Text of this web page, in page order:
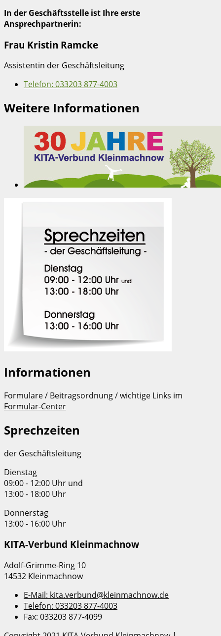
In der Geschäftsstelle ist Ihre erste
Ansprechpartnerin:
Frau Kristin Ramcke
Assistentin der Geschäftsleitung
Telefon: 033203 877-4003
Weitere Informationen
Informationen
Formulare / Beitragsordnung / wichtige Links im
Formular-Center
Sprechzeiten
der Geschäftsleitung
Dienstag
09:00 - 12:00 Uhr und
13:00 - 18:00 Uhr
Donnerstag
13:00 - 16:00 Uhr
KITA-Verbund Kleinmachnow
Adolf-Grimme-Ring 10
14532 Kleinmachnow
E-Mail: kita.verbund@kleinmachnow.de
Telefon: 033203 877-4003
Fax: 033203 877-4099